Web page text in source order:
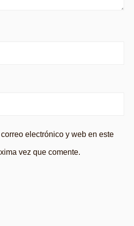
electrónico y web en este
vez que comente.